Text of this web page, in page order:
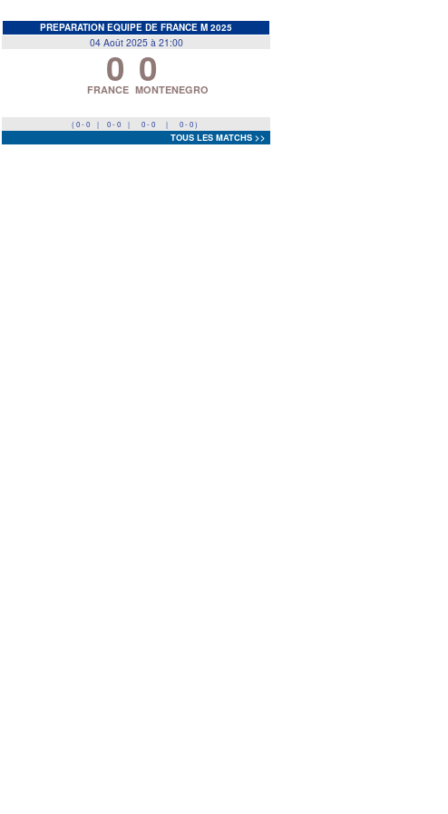
PREPARATION EQUIPE DE FRANCE M 2025
04 Août 2025 à 21:00
0
FRANCE 0
MONTENEGRO
( 0 - 0 | 0 - 0 | 0 - 0 | 0 - 0 )
TOUS LES MATCHS >>